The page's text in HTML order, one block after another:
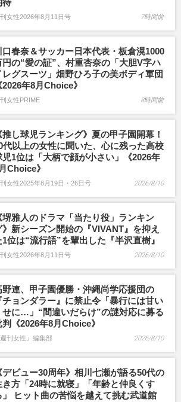
女性2026年8月11日号 7時間前
口春奈＆サッカー日本代表・板倉滉1000
円の“愛の証”、村重杏奈の「大胆V字ハ
レグスーツ」畑野ひろ子の美ボディ軍団
2026年8月Choice》
女性PRIME 8時間前
推し球児ランキング》夏の甲子園開幕！
代以上の女性に聞いた、心に残った高校
児1位は「大柄で顔が小さい」《2026年
Choice》
女性2025年8月19日・26日号 2026/8/10
堺雅人のドラマ「当たり役」ランキン
》新シーズン開始の『VIVANT』を抑え
1位は“流行語”を輩出した『半沢直樹』
女性2026年8月11日号 2026/8/10
野連、甲子園優勝・沖縄尚学応援団の
チョンダラー』に禁止令「暴行には甘い
せに…」“間違いだらけ”の謎対応に募る
判《2026年8月Choice》
週刊女性』編集部 2026/8/10
デビュー30周年》相川七瀬が語る50代の
き方「24時に就寝」「年齢と仲良くす
」 ヒット曲の苦悩を越えて挑む武道館